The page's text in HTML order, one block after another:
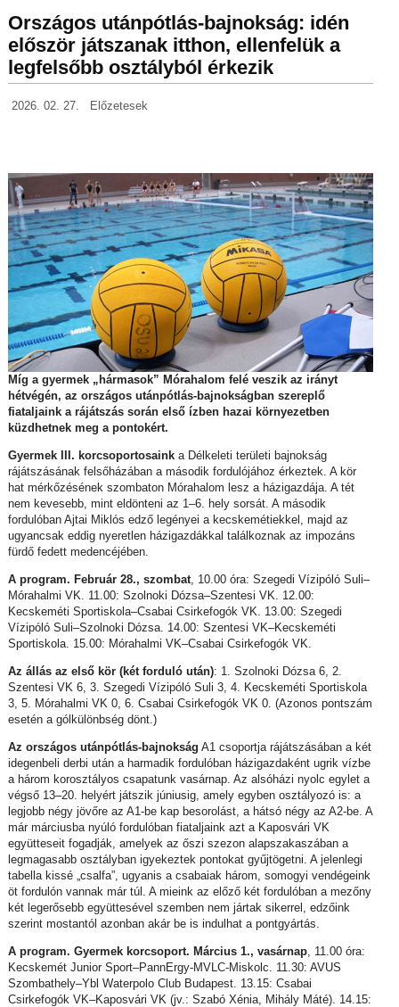
Országos utánpótlás-bajnokság: idén
először játszanak itthon, ellenfelük a
legfelsőbb osztályból érkezik
2026. 02. 27. Előzetesek
Míg a gyermek „hármasok” Mórahalom felé veszik az irányt
hétvégén, az országos utánpótlás-bajnokságban szereplő
fiataljaink a rájátszás során első ízben hazai környezetben
küzdhetnek meg a pontokért.
Gyermek III. korcsoportosainka Délkeleti területi bajnokság
rájátszásának felsőházában a második fordulójához érkeztek. A kör
hat mérkőzésének szombaton Mórahalom lesz a házigazdája. A tét
nem kevesebb, mint eldönteni az 1–6. hely sorsát. A második
fordulóban Ajtai Miklós edző legényei a kecskemétiekkel, majd az
ugyancsak eddig nyeretlen házigazdákkal találkoznak az impozáns
fürdő fedett medencéjében.
A program. Február 28., szombat, 10.00 óra: Szegedi Vízipóló Suli–
Mórahalmi VK. 11.00: Szolnoki Dózsa–Szentesi VK. 12.00:
Kecskeméti Sportiskola–Csabai Csirkefogók VK. 13.00: Szegedi
Vízipóló Suli–Szolnoki Dózsa. 14.00: Szentesi VK–Kecskeméti
Sportiskola. 15.00: Mórahalmi VK–Csabai Csirkefogók VK.
Az állás az első kör (két forduló után): 1. Szolnoki Dózsa 6, 2.
Szentesi VK 6, 3. Szegedi Vízipóló Suli 3, 4. Kecskeméti Sportiskola
3, 5. Mórahalmi VK 0, 6. Csabai Csirkefogók VK 0. (Azonos pontszám
esetén a gólkülönbség dönt.)
Az országos utánpótlás-bajnokság A1 csoportja rájátszásában a két
idegenbeli derbi után a harmadik fordulóban házigazdaként ugrik vízbe
a három korosztályos csapatunk vasárnap. Az alsóházi nyolc egylet a
végső 13–20. helyért játszik júniusig, amely egyben osztályozó is: a
legjobb négy jövőre az A1-be kap besorolást, a hátsó négy az A2-be. A
már márciusba nyúló fordulóban fiataljaink azt a Kaposvári VK
együtteseit fogadják, amelyek az őszi szezon alapszakaszában a
legmagasabb osztályban igyekeztek pontokat gyűjtögetni. A jelenlegi
tabella kissé „csalfa”, ugyanis a csabaiak három, somogyi vendégeink
öt fordulón vannak már túl. A mieink az előző két fordulóban a mezőny
két legerősebb együttesével szemben nem jártak sikerrel, edzőink
szerint mostantól azonban akár be is indulhat a pontgyártás.
A program. Gyermek korcsoport. Március 1., vasárnap, 11.00 óra:
Kecskemét Junior Sport–PannErgy-MVLC-Miskolc. 11.30: AVUS
Szombathely–Ybl Waterpolo Club Budapest. 13.15: Csabai
Csirkefogók VK–Kaposvári VK (jv.: Szabó Xénia, Mihály Máté). 14.15: